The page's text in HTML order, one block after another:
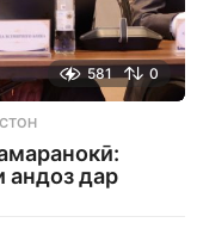
581 0
андоз дар